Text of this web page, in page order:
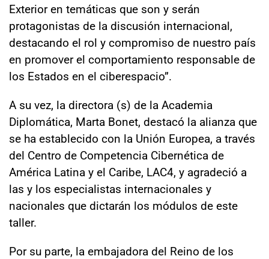
Exterior en temáticas que son y serán
protagonistas de la discusión internacional,
destacando el rol y compromiso de nuestro país
en promover el comportamiento responsable de
los Estados en el ciberespacio”.
A su vez, la directora (s) de la Academia
Diplomática, Marta Bonet, destacó la alianza que
se ha establecido con la Unión Europea, a través
del Centro de Competencia Cibernética de
América Latina y el Caribe, LAC4, y agradeció a
las y los especialistas internacionales y
nacionales que dictarán los módulos de este
taller.
Por su parte, la embajadora del Reino de los